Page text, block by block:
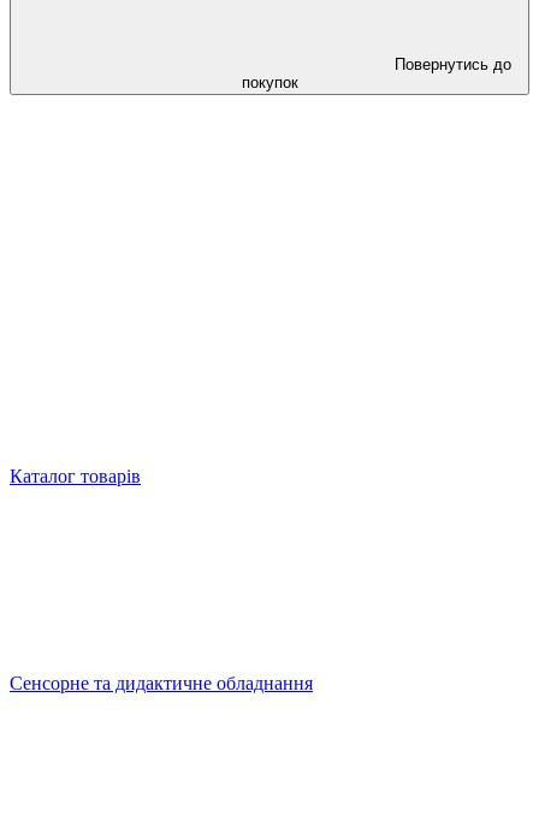
Повернутись до
покупок
Каталог товарів
Сенсорне та дидактичне обладнання